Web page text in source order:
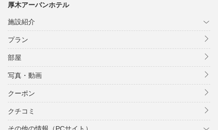
厚木アーバンホテル
施設紹介
プラン
部屋
写真・動画
クーポン
クチコミ